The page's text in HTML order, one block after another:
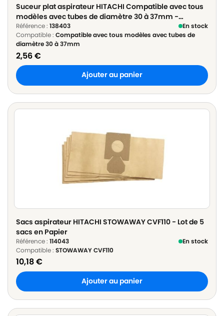
Suceur plat aspirateur HITACHI Compatible avec tous
modèles avec tubes de diamètre 30 à 37mm -
Diamètre 35mm
Référence : 138403
En stock
Compatible : Compatible avec tous modèles avec tubes de
diamètre 30 à 37mm
2,56€
Ajouter au panier
Sacs aspirateur HITACHI STOWAWAY CVF110 - Lot de 5
sacs en Papier
Référence : 114043
En stock
Compatible : STOWAWAY CVF110
10,18€
Ajouter au panier